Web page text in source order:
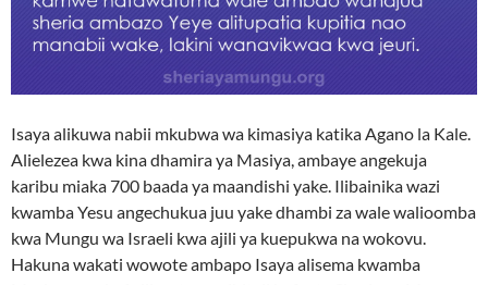
Isaya alikuwa nabii mkubwa wa kimasiya katika Agano la Kale.
Alielezea kwa kina dhamira ya Masiya, ambaye angekuja
karibu miaka 700 baada ya maandishi yake. Ilibainika wazi
kwamba Yesu angechukua juu yake dhambi za wale walioomba
kwa Mungu wa Israeli kwa ajili ya kuepukwa na wokovu.
Hakuna wakati wowote ambapo Isaya alisema kwamba